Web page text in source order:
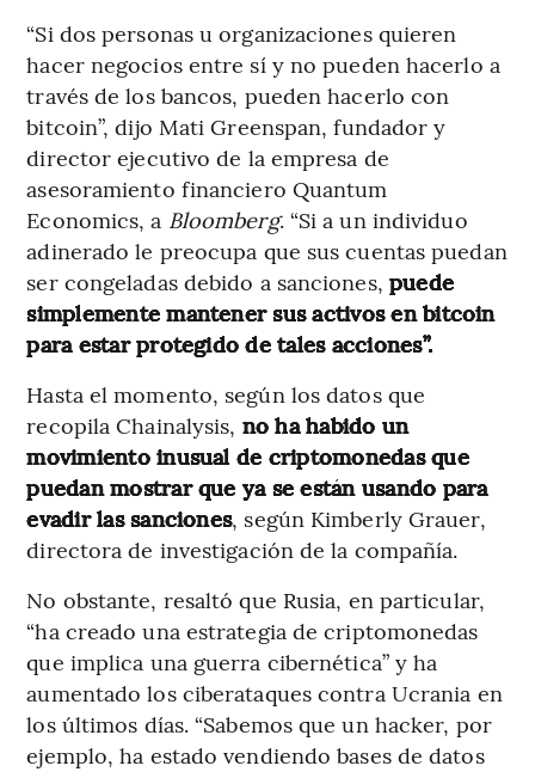
“Si dos personas u organizaciones quieren
hacer negocios entre sí y no pueden hacerlo a
través de los bancos, pueden hacerlo con
bitcoin”, dijo Mati Greenspan, fundador y
director ejecutivo de la empresa de
asesoramiento financiero Quantum
Economics, a Bloomberg. “Si a un individuo
adinerado le preocupa que sus cuentas puedan
ser congeladas debido a sanciones, puede
simplemente mantener sus activos en bitcoin
para estar protegido de tales acciones”.
Hasta el momento, según los datos que
recopila Chainalysis, no ha habido un
movimiento inusual de criptomonedas que
puedan mostrar que ya se están usando para
evadir las sanciones, según Kimberly Grauer,
directora de investigación de la compañía.
No obstante, resaltó que Rusia, en particular,
“ha creado una estrategia de criptomonedas
que implica una guerra cibernética” y ha
aumentado los ciberataques contra Ucrania en
los últimos días. “Sabemos que un hacker, por
ejemplo, ha estado vendiendo bases de datos